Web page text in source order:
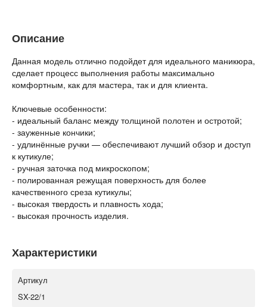
Описание
Данная модель отлично подойдет для идеального маникюра,
сделает процесс выполнения работы максимально
комфортным, как для мастера, так и для клиента.
Ключевые особенности:
- идеальный баланс между толщиной полотен и остротой;
- зауженные кончики;
- удлинённые ручки — обеспечивают лучший обзор и доступ
к кутикуле;
- ручная заточка под микроскопом;
- полированная режущая поверхность для более
качественного среза кутикулы;
- высокая твердость и плавность хода;
- высокая прочность изделия.
Характеристики
Артикул
SX-22/1